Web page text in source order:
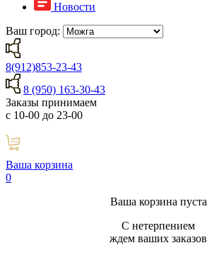
Новости
Ваш город:
8(912)853-23-43
8 (950) 163-30-43
Заказы принимаем
с 10-00 до 23-00
Ваша корзина
0
Ваша корзина пуста
С нетерпением
ждем ваших заказов